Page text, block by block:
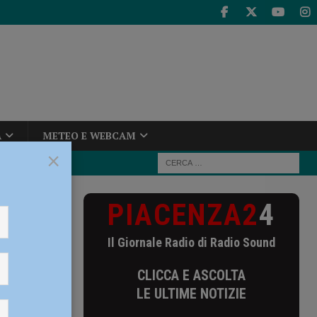
METEO E WEBCAM
PIACENZA24
Il Giornale Radio di Radio Sound
CLICCA E ASCOLTA
LE ULTIME NOTIZIE
×